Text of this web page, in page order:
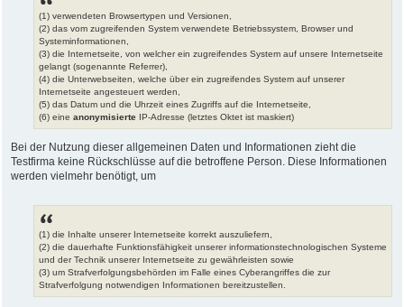
(1) verwendeten Browsertypen und Versionen,
(2) das vom zugreifenden System verwendete Betriebssystem, Browser und
Systeminformationen,
(3) die Internetseite, von welcher ein zugreifendes System auf unsere Internetseite
gelangt (sogenannte Referrer),
(4) die Unterwebseiten, welche über ein zugreifendes System auf unserer
Internetseite angesteuert werden,
(5) das Datum und die Uhrzeit eines Zugriffs auf die Internetseite,
(6) eine anonymisierte IP-Adresse (letztes Oktet ist maskiert)
Bei der Nutzung dieser allgemeinen Daten und Informationen zieht die
Testfirma keine Rückschlüsse auf die betroffene Person. Diese Informationen
werden vielmehr benötigt, um
(1) die Inhalte unserer Internetseite korrekt auszuliefern,
(2) die dauerhafte Funktionsfähigkeit unserer informationstechnologischen Systeme
und der Technik unserer Internetseite zu gewährleisten sowie
(3) um Strafverfolgungsbehörden im Falle eines Cyberangriffes die zur
Strafverfolgung notwendigen Informationen bereitzustellen.